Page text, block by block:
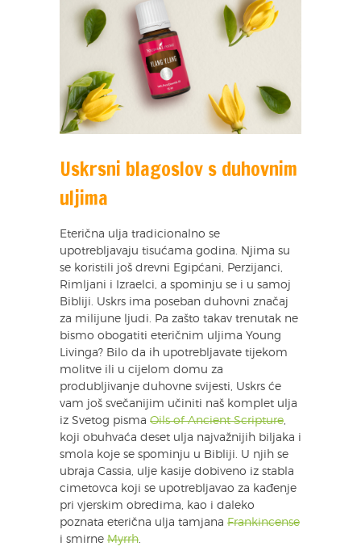
Uskrsni blagoslov s duhovnim
uljima
Eterična ulja tradicionalno se
upotrebljavaju tisućama godina. Njima su
se koristili još drevni Egipćani, Perzijanci,
Rimljani i Izraelci, a spominju se i u samoj
Bibliji. Uskrs ima poseban duhovni značaj
za milijune ljudi. Pa zašto takav trenutak ne
bismo obogatiti eteričnim uljima Young
Livinga? Bilo da ih upotrebljavate tijekom
molitve ili u cijelom domu za
produbljivanje duhovne svijesti, Uskrs će
vam još svečanijim učiniti naš komplet ulja
iz Svetog pisma Oils of Ancient Scripture,
koji obuhvaća deset ulja najvažnijih biljaka i
smola koje se spominju u Bibliji. U njih se
ubraja Cassia, ulje kasije dobiveno iz stabla
cimetovca koji se upotrebljavao za kađenje
pri vjerskim obredima, kao i daleko
poznata eterična ulja tamjana Frankincense
i smirne Myrrh.